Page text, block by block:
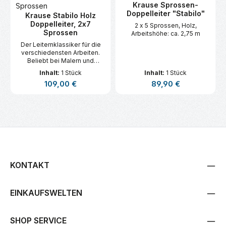
Krause Stabilo Holz
Doppelleiter, 2x7
Sprossen
Der Leiternklassiker für die
verschiedensten Arbeiten.
Beliebt bei Malern und
Elektrikern.
Inhalt: 1 Stück
Regulärer Preis:
109,00 €
Krause Sprossen-
Doppelleiter "Stabilo"
2 x 5 Sprossen, Holz,
Arbeitshöhe: ca. 2,75 m
Inhalt: 1 Stück
Regulärer Preis:
89,90 €
KONTAKT
EINKAUFSWELTEN
SHOP SERVICE